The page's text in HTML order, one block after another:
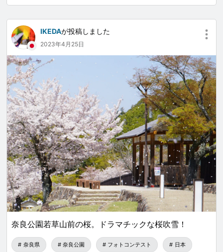
IKEDAが投稿しました
2023年4月25日
奈良公園若草山前の桜。ドラマチックな桜吹雪！
奈良県 奈良公園 フォトコンテスト 日本